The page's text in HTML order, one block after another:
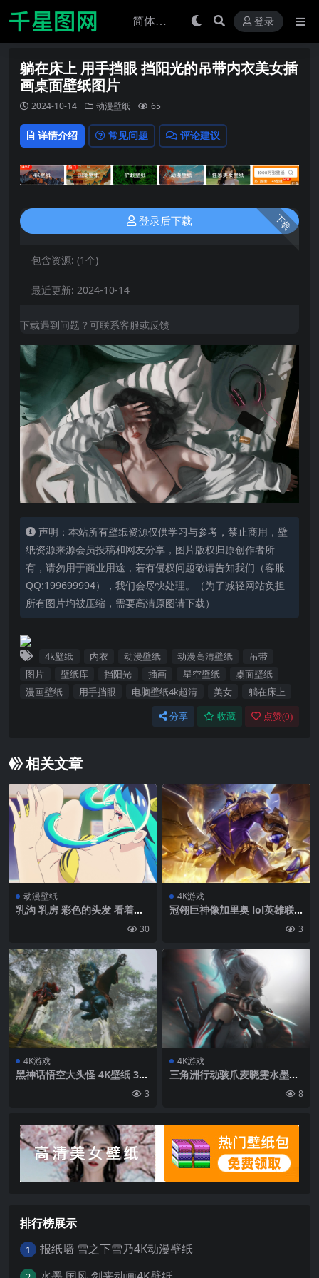
登录
躺在床上 用手挡眼 挡阳光的吊带内衣美女插
画桌面壁纸图片
2024-10-14 动漫壁纸 65
详情介绍 常见问题 评论建议
下载
登录后下载
包含资源: (1个)
最近更新: 2024-10-14
下载遇到问题？可联系客服或反馈
声明：本站所有壁纸资源仅供学习与参考，禁止商用，壁
纸资源来源会员投稿和网友分享，图片版权归原创作者所
有，请勿用于商业用途，若有侵权问题敬请告知我们（客服
QQ:199699994），我们会尽快处理。（为了减轻网站负担
所有图片均被压缩，需要高清原图请下载）
4k壁纸 内衣 动漫壁纸 动漫高清壁纸
吊带
图片
壁纸库 挡阳光 插画 星空壁纸
桌面壁纸
漫画壁纸
用手挡眼 电脑壁纸4k超清 美女 躺在床上
分享 收藏 点赞(0)
相关文章
动漫壁纸
乳沟 乳房 彩色的头发 看着观
语) 动漫 动漫女孩 动画截图
头| 3840 x2160
30
4K游戏
冠翎巨神像加里奥 lol英雄联
3
4K游戏
黑神话悟空大头怪 4K壁纸 38
3
4K游戏
三角洲行动骇爪麦晓雯水墨云
8
排行榜展示
1 报纸墙 雪之下雪乃4K动漫壁纸